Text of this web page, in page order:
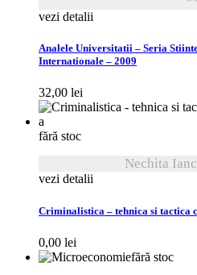
vezi detalii
Analele Universitatii – Seria
Internationale – 2009
32,00 lei
fără stoc
Nechita
vezi detalii
Criminalistica – tehnica si
0,00 lei
fără stoc